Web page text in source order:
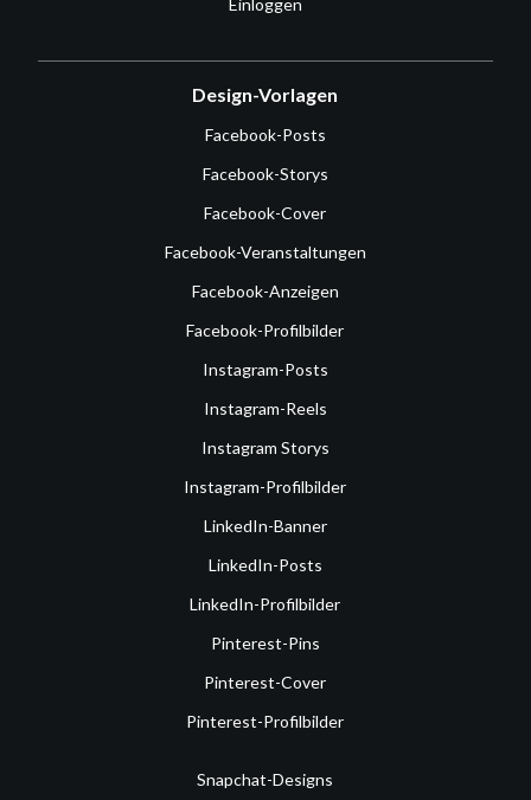
Einloggen
Design-Vorlagen
Facebook-Posts
Facebook-Storys
Facebook-Cover
Facebook-Veranstaltungen
Facebook-Anzeigen
Facebook-Profilbilder
Instagram-Posts
Instagram-Reels
Instagram Storys
Instagram-Profilbilder
LinkedIn-Banner
LinkedIn-Posts
LinkedIn-Profilbilder
Pinterest-Pins
Pinterest-Cover
Pinterest-Profilbilder
Snapchat-Designs